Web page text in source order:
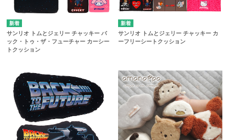
サンリオ トムとジェリー チャッキー バ
ック・トゥ・ザ・フューチャー カーシー
トクッション
サンリオ トムとジェリー チャッキー カ
ーフリーシートクッション